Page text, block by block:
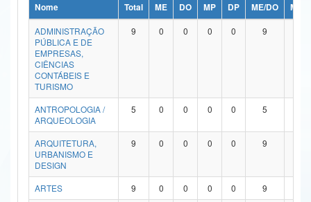
Ministério da Ciência, Tecnologia, Inovações e Comunicações
Ministério do Meio Ambiente
Ministério do Turismo
Ministério do Desenvolvimento Regional
Controladoria-Geral da União
Ministério da Mulher, da Família e dos Direitos Humanos
Nome Total ME DO MP DP ME/DO
MP/
ADMINISTRAÇÃO
PÚBLICA E DE
EMPRESAS,
CIÊNCIAS
CONTÁBEIS E
TURISMO
9 0 0 0 0 9
ANTROPOLOGIA /
ARQUEOLOGIA
5 0 0 0 0 5
ARQUITETURA,
URBANISMO E
DESIGN
9 0 0 0 0 9
ARTES 9 0 0 0 0 9